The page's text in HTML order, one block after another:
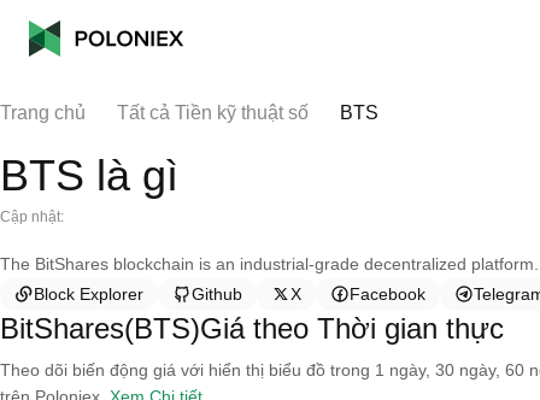
Trang chủ Tất cả Tiền kỹ thuật số BTS
BTS là gì
Cập nhật:
The BitShares blockchain is an industrial-grade decentralized platform.
Block Explorer
Github X Facebook
BitShares(BTS)Giá theo Thời gian thực
Theo dõi biến động giá với hiển thị biểu đồ trong 1 ngày, 30 ngày,